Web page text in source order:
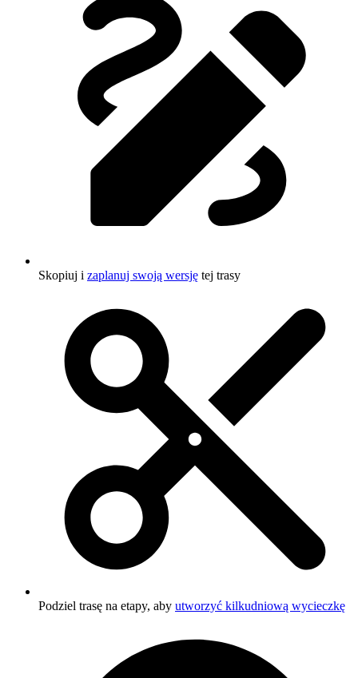
Skopiuj i zaplanuj swoją wersję tej trasy
Podziel trasę na etapy, aby utworzyć kilkudniową wycieczkę